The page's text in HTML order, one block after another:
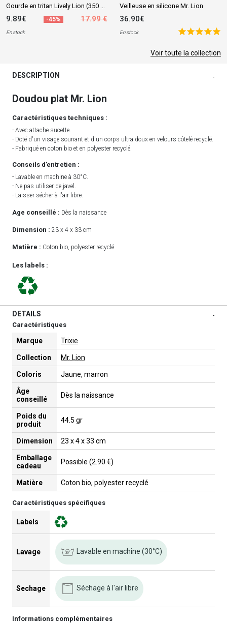
9.89€ -45% 17.99 €
En stock
Veilleuse en silicone Mr. Lion
36.90€
En stock
Voir toute la collection
DESCRIPTION -
Doudou plat Mr. Lion
Caractéristiques techniques :
- Avec attache sucette.
- Doté d'un visage souriant et d'un corps ultra doux en velours côtelé recyclé.
- Fabriqué en coton bio et en polyester recyclé.
Conseils d’entretien :
- Lavable en machine à 30°C.
- Ne pas utiliser de javel.
- Laisser sécher à l'air libre.
Age conseillé : Dès la naissance
Dimension : 23 x 4 x 33 cm
Matière : Coton bio, polyester recyclé
Les labels :
DETAILS -
Caractéristiques
Marque Trixie
Collection Mr. Lion
Coloris Jaune, marron
Âge
conseillé
Dès la naissance
Poids du
produit
44.5 gr
Dimension 23 x 4 x 33 cm
Emballage
cadeau
Possible (2.90 €)
Matière Coton bio, polyester recyclé
Caractéristiques spécifiques
Labels
Lavage Lavable en machine (30°C)
Sechage Séchage à l'air libre
Informations complémentaires